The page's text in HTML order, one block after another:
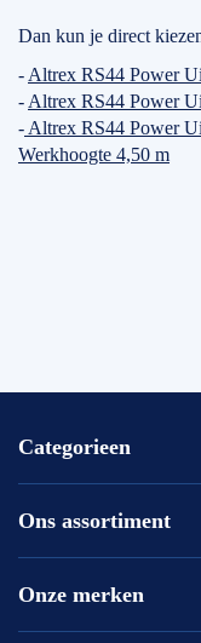
Dan kun je direct
- Altrex RS44 Power
- Altrex RS44 Power
- Altrex RS44 Power
Werkhoogte 4,50 m
Categorieen
Altrex ladder
Altrex trap
Altrex kamersteiger
Rolsteiger kopen
Ons assortiment
Altrex
ASC
Onze merken